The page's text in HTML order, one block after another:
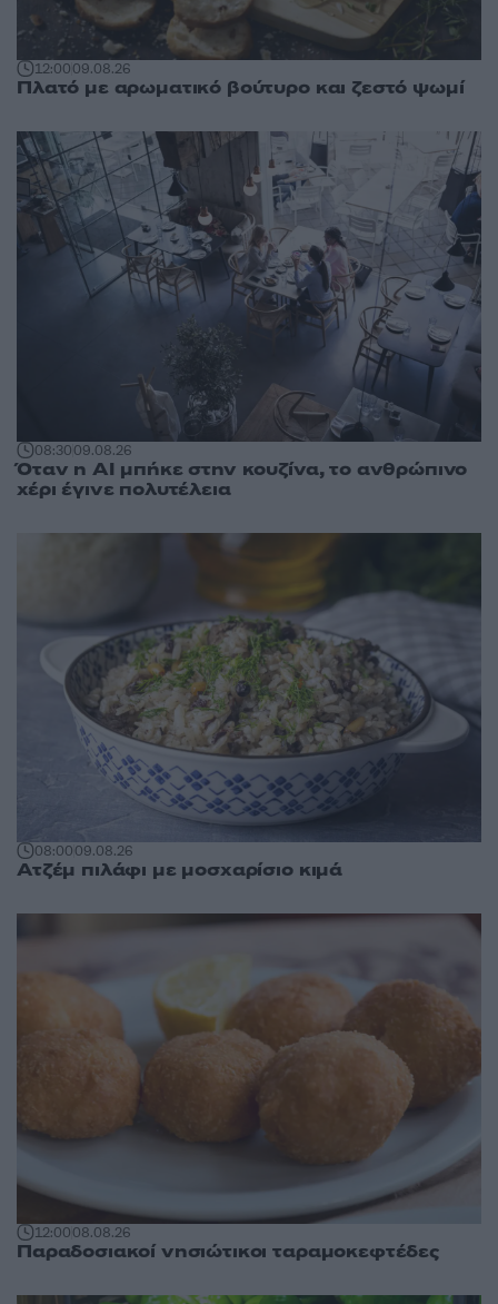
12:0009.08.26
Πλατό με αρωματικό βούτυρο και ζεστό ψωμί
08:3009.08.26
Όταν η AI μπήκε στην κουζίνα, το ανθρώπινο
χέρι έγινε πολυτέλεια
08:0009.08.26
Ατζέμ πιλάφι με μοσχαρίσιο κιμά
12:0008.08.26
Παραδοσιακοί νησιώτικοι ταραμοκεφτέδες